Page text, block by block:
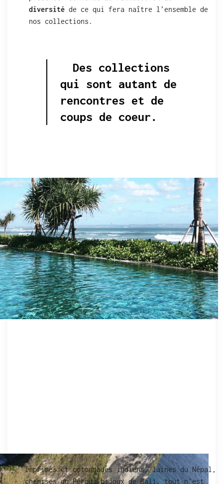
diversité de ce qui fera naître l’ensemble de
nos collections.
Des collections
qui sont autant de
rencontres et de
coups de coeur.
Imprimés et cotonnades indiens, laines du Népal,
chemises du Pérou, bijoux de Bali, tout n’est